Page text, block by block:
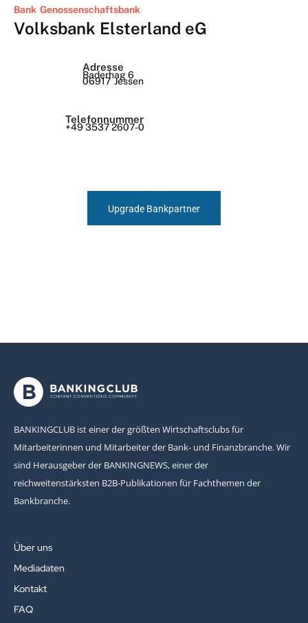
Bank Genossenschaftsbank
Volksbank Elsterland eG
Adresse
Baderhag 6
06917 Jessen
Telefonnummer
+49 3537 2607-0
Upgrade Bankpartner
BANKINGCLUB ist einer der größten Wirtschaftsclubs für
Mitarbeiterinnen und Mitarbeiter der Bank- und Finanzbranche. Wir
sind Herausgeber der BANKINGNEWS, einer der
reichweitenstärksten B2B-Publikationen für Fachthemen der
Bankbranche.
Über uns
Mediadaten
Kontakt
FAQ